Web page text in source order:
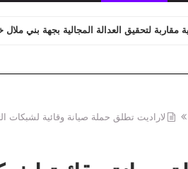
اية مقاربة لتحقيق العدالة المجالية بجهة بني ملال
لاراديت تطلق حملة صيانة وقائية لشبكات